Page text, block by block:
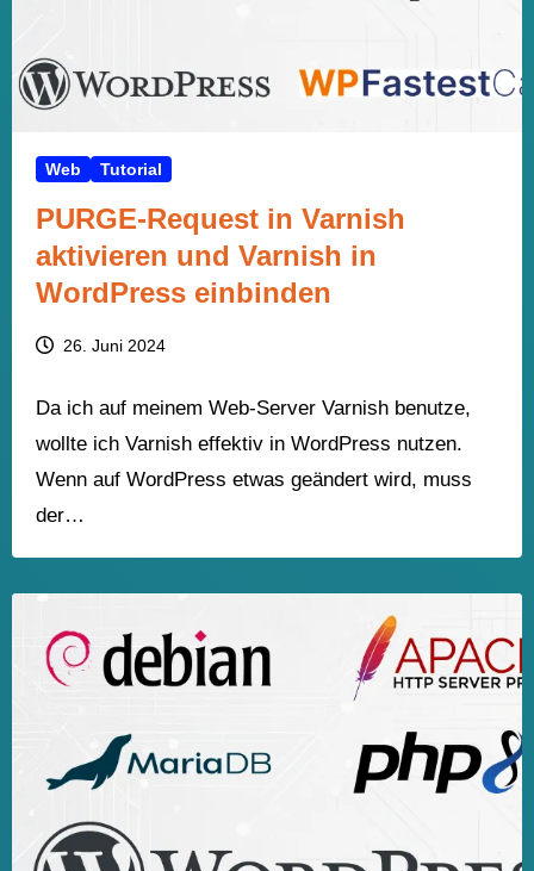
Web Tutorial
PURGE-Request in Varnish
aktivieren und Varnish in
WordPress einbinden
26. Juni 2024
Da ich auf meinem Web-Server Varnish benutze,
wollte ich Varnish effektiv in WordPress nutzen.
Wenn auf WordPress etwas geändert wird, muss
der…